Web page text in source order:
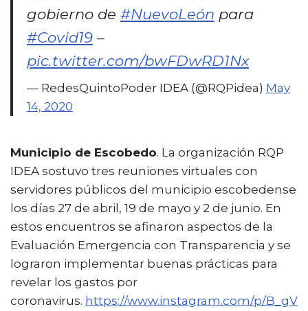
gobierno de #NuevoLeón para
#Covid19 –
pic.twitter.com/bwFDwRD1Nx
— RedesQuintoPoder IDEA (@RQPidea) May
14, 2020
Municipio de Escobedo. La organización RQP
IDEA sostuvo tres reuniones virtuales con
servidores públicos del municipio escobedense
los días 27 de abril, 19 de mayo y 2 de junio. En
estos encuentros se afinaron aspectos de la
Evaluación Emergencia con Transparencia y se
lograron implementar buenas prácticas para
revelar los gastos por
coronavirus. https://www.instagram.com/p/B_gV